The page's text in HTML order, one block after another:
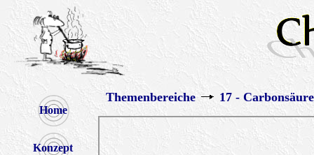
Home
Konzept
Themenbereiche 17 -